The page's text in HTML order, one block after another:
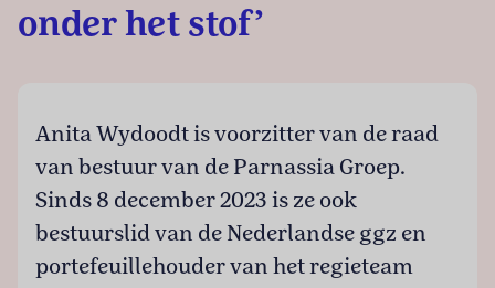
onder het stof’
Anita Wydoodt is voorzitter van de raad
van bestuur van de Parnassia Groep.
Sinds 8 december 2023 is ze ook
bestuurslid van de Nederlandse ggz en
portefeuillehouder van het regieteam